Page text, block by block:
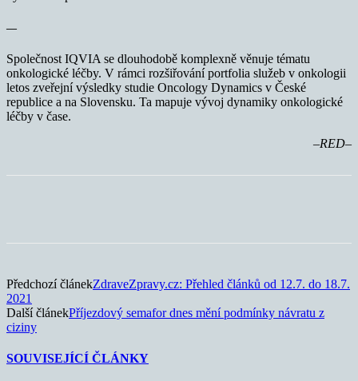
—
Společnost IQVIA se dlouhodobě komplexně věnuje tématu
onkologické léčby. V rámci rozšiřování portfolia služeb v onkologii
letos zveřejní výsledky studie Oncology Dynamics v České
republice a na Slovensku. Ta mapuje vývoj dynamiky onkologické
léčby v čase.
–RED–
Předchozí článekZdraveZpravy.cz: Přehled článků od 12.7. do 18.7.
2021
Další článekPříjezdový semafor dnes mění podmínky návratu z
ciziny
SOUVISEJÍCÍ ČLÁNKY